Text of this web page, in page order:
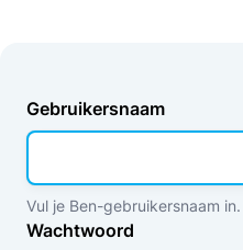
Gebruikersnaam
Vul je Ben-gebruikersnaam in.
Wachtwoord